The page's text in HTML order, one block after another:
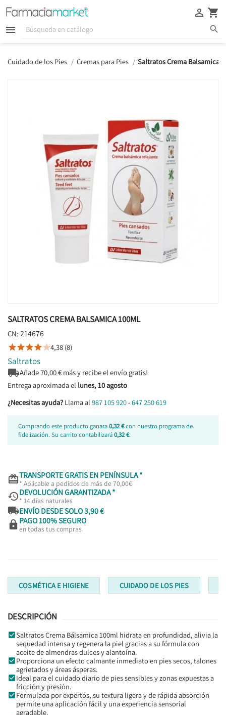
  
 
Cuidado de los Pies Cremas para Pies Saltratos Crema Balsamica
SALTRATOS CREMA BALSAMICA 100ML
CN: 214676
4,38 (8)
Saltratos
Añade70,00€ más y recibe el envío gratis!
Entrega aproximada el lunes, 10 agosto
¿Necesitas ayuda? Llama al 987 105 920-647 250 619
Comprando este producto ganara0,32 €con nuestro programa de
fidelización. Su carrito contabilizará0,32 €.
TRANSPORTE GRATIS EN PENÍNSULA *
* Aplicable a pedidos de más de 70,00€
DEVOLUCIÓN GARANTIZADA *
* 14 días naturales
ENVÍO DESDE SOLO 3,90 €
 PAGO 100% SEGURO
en todas tus compras
COSMÉTICA E HIGIENE CUIDADO DE LOS PIES
DESCRIPCIÓN
Saltratos Crema Bálsamica 100ml hidrata en profundidad, alivia la
sequedad intensa y regenera la piel gracias a su fórmula con
aceite de almendras dulces y alantoína.
Proporciona un efecto calmante inmediato en pies secos, talones
agrietados y áreas ásperas.
Ideal para el cuidado diario de pies sensibles y zonas expuestas a
fricción y presión.
Formulada por expertos, su textura ligera y de rápida absorción
permite una aplicación fácil y una experiencia sensorial
agradable.